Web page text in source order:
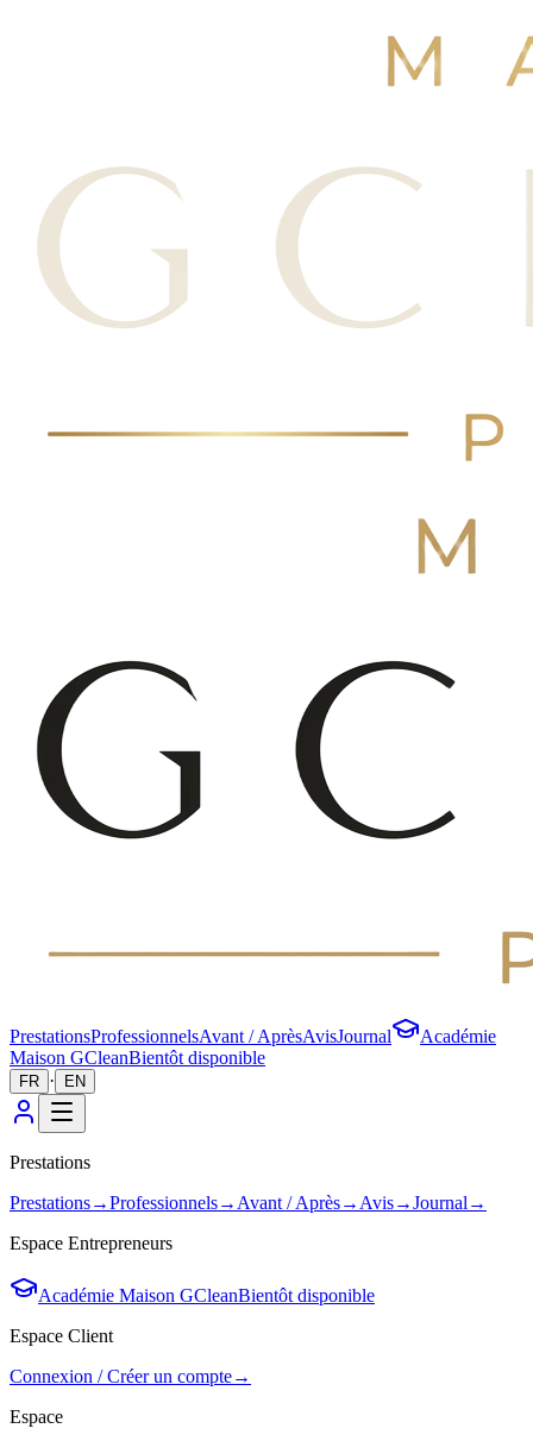
PrestationsProfessionnelsAvant / AprèsAvisJournal
Académie
Maison GCleanBientôt disponible
FR · EN
Prestations
Prestations→Professionnels→ Avant / Après→ Avis→Journal →
Espace Entrepreneurs
Académie Maison GCleanBientôt disponible
Espace Client
Connexion / Créer un compte→
Espace